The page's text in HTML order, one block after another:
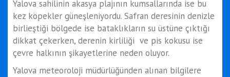
Yalova sahilinin akasya plajının kumsallarında ise bu
kez köpekler güneşleniyordu. Safran deresinin denizle
birlieştiği bölgede ise bataklıkların su üstüne çıktığı
dikkat çekerken, derenin kirliliği ve pis kokusu ise
çevre halkının şikayetlerine neden oluyor.
Yalova meteoroloji müdürlüğünden alınan bilgilere